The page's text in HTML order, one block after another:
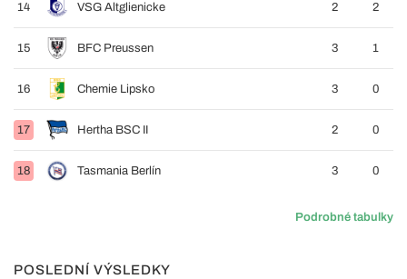
14 VSG Altglienicke 2 2
15 BFC Preussen 3 1
16 Chemie Lipsko 3 0
17 Hertha BSC II 2 0
18 Tasmania Berlín 3 0
Podrobné tabulky
POSLEDNÍ VÝSLEDKY